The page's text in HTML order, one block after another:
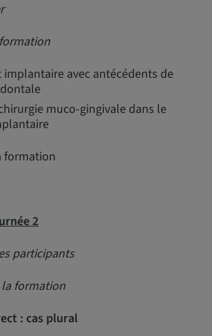
avec antécédents de
muco-gingivale dans le
formation
2
participants
la formation
: cas plural